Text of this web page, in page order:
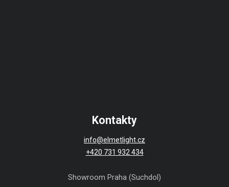
Kontakty
info@elmetlight.cz
+420 731 932 434
Showroom Praha (Suchdol)